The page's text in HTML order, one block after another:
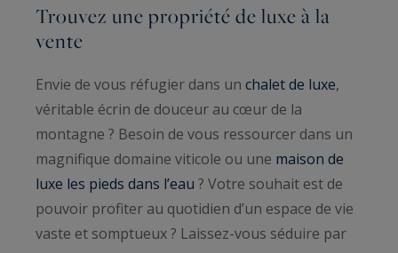
Trouvez une propriété de luxe à la
vente
Envie de vous réfugier dans un chalet de luxe,
véritable écrin de douceur au cœur de la
montagne ? Besoin de vous ressourcer dans un
magnifique domaine viticole ou une maison de
luxe les pieds dans l’eau ? Votre souhait est de
pouvoir profiter au quotidien d’un espace de vie
vaste et somptueux ? Laissez-vous séduire par